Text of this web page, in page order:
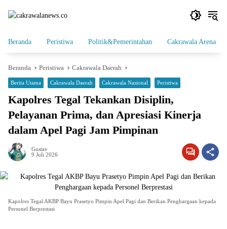
Beranda Peristiwa Politik&Pemerintahan Cakrawala Arena
Beranda Peristiwa Cakrawala Daerah
Berita Utama Cakrawala Daerah Cakrawala Nasional Peristiwa
Kapolres Tegal Tekankan Disiplin,
Pelayanan Prima, dan Apresiasi Kinerja
dalam Apel Pagi Jam Pimpinan
Gustav
9 Juli 2026
Kapolres Tegal AKBP Bayu Prasetyo Pimpin Apel Pagi dan Berikan Penghargaan kepada
Personel Berprestasi